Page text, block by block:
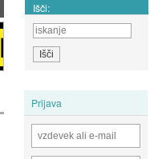
Išči:
Prijava